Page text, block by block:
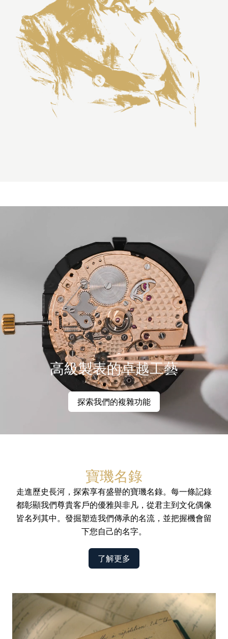
高級製表的卓越工藝
探索我們的複雜功能
寶璣名錄
走進歷史長河，探索享有盛譽的寶璣名錄。每一條記錄
都彰顯我們尊貴客戶的優雅與非凡，從君主到文化偶像
皆名列其中。發掘塑造我們傳承的名流，並把握機會留
下您自己的名字。
了解更多